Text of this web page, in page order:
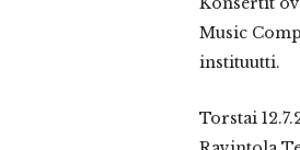
Music
instituutti.
Torstai